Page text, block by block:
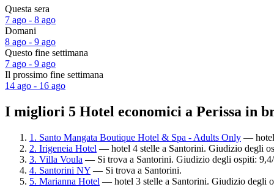
Questa sera
7 ago - 8 ago
Domani
8 ago - 9 ago
Questo fine settimana
7 ago - 9 ago
Il prossimo fine settimana
14 ago - 16 ago
I migliori 5 Hotel economici a Perissa in
1. Santo Mangata Boutique Hotel & Spa - Adults Only — hotel
2. Irigeneia Hotel — hotel 4 stelle a Santorini. Giudizio degli
3. Villa Voula — Si trova a Santorini. Giudizio degli ospiti:
4. Santorini NY — Si trova a Santorini.
5. Marianna Hotel — hotel 3 stelle a Santorini. Giudizio degli